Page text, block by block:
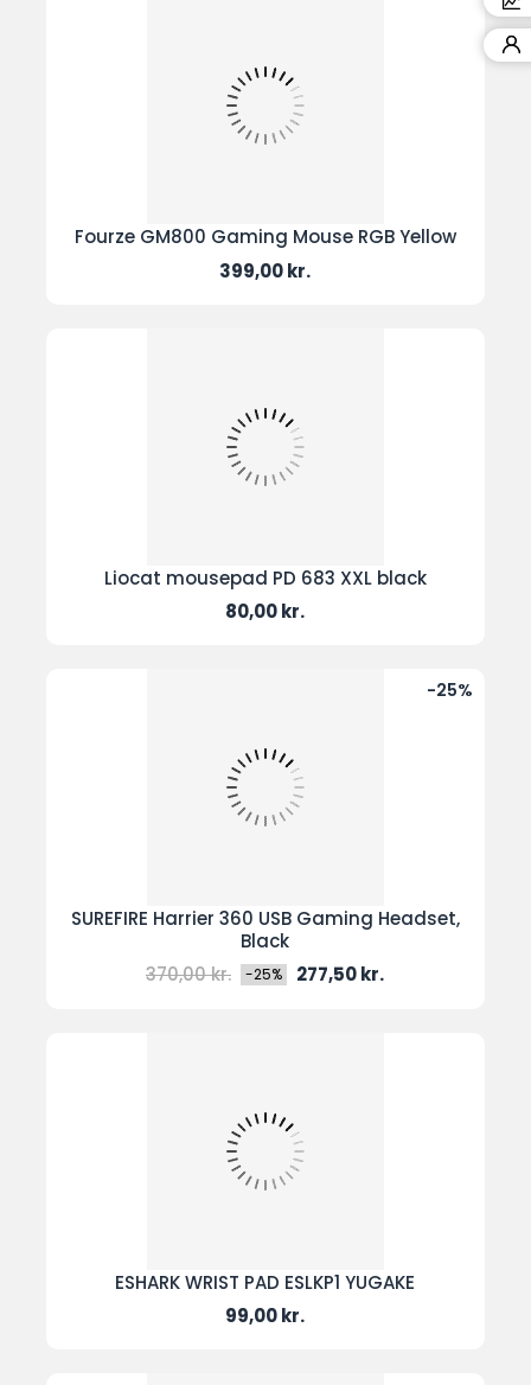
Fourze GM800 Gaming Mouse RGB Yellow
Pris
399,00 kr.
Liocat mousepad PD 683 XXL black
Pris
80,00 kr.
-25%
SUREFIRE Harrier 360 USB Gaming Headset,
Black
Normal
370,00 kr. -25% Pris
277,50 kr.
ESHARK WRIST PAD ESLKP1 YUGAKE
Pris
99,00 kr.